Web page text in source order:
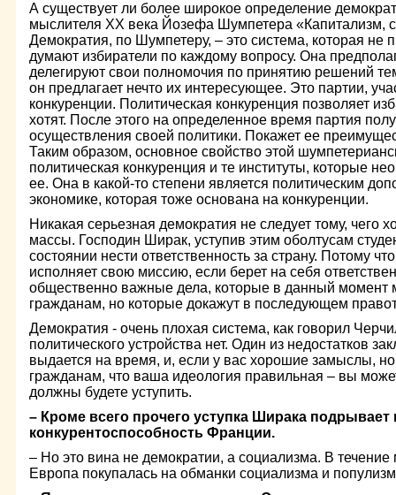
А существует ли более широкое определение
мыслителя ХХ века Йозефа Шумпетера «Капитализм,
Демократия, по Шумпетеру, – это система, которая не
думают избиратели по каждому вопросу. Она
делегируют свои полномочия по принятию решений
он предлагает нечто их интересующее. Это партии,
конкуренции. Политическая конкуренция позволяет
хотят. После этого на определенное время партия
осуществления своей политики. Покажет ее
Таким образом, основное свойство этой
политическая конкуренция и те институты, которые
ее. Она в какой-то степени является политическим
экономике, которая тоже основана на конкуренции.
Никакая серьезная демократия не следует тому, чего
массы. Господин Ширак, уступив этим оболтусам
состоянии нести ответственность за страну. Потому
исполняет свою миссию, если берет на себя
общественно важные дела, которые в данный момент
гражданам, но которые докажут в последующем
Демократия - очень плохая система, как говорил
политического устройства нет. Один из недостатков
выдается на время, и, если у вас хорошие замыслы, но
гражданам, что ваша идеология правильная – вы
должны будете уступить.
– Кроме всего прочего уступка Ширака
конкурентоспособность Франции.
– Но это вина не демократии, а социализма. В течение
Европа покупалась на обманки социализма и